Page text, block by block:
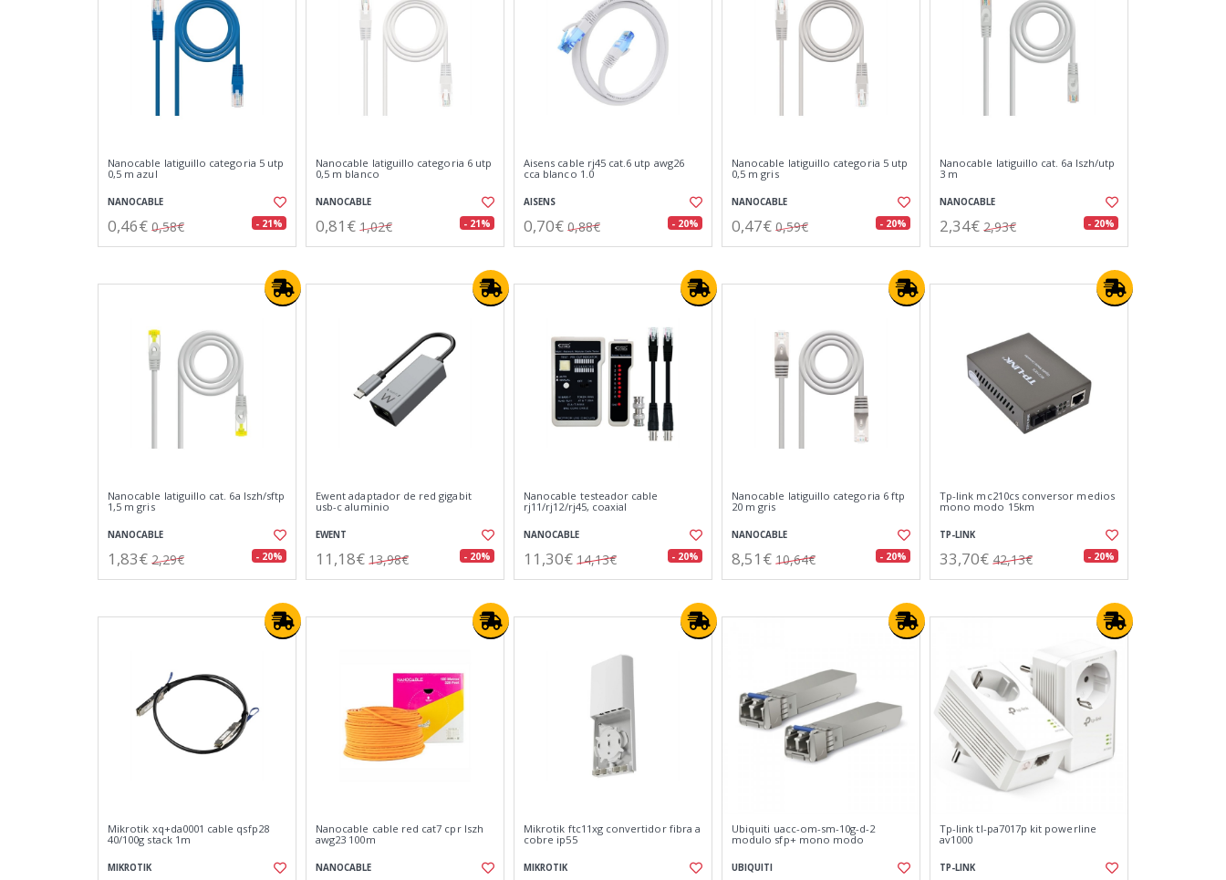
Nanocable latiguillo categoria 5 utp
0,5 m azul
NANOCABLE
0,46€ 0,58€ - 21%
Nanocable latiguillo categoria 6 utp
0,5 m blanco
NANOCABLE
0,81€ 1,02€ - 21%
Aisens cable rj45 cat.6 utp awg26
cca blanco 1.0
AISENS
0,70€ 0,88€ - 20%
Nanocable latiguillo categoria 5 utp
0,5 m gris
NANOCABLE
0,47€ 0,59€ - 20%
Nanocable latiguillo cat. 6a lszh/utp
3 m
NANOCABLE
2,34€ 2,93€ - 20%
Nanocable latiguillo cat. 6a lszh/sftp
1,5 m gris
NANOCABLE
1,83€ 2,29€ - 20%
Ewent adaptador de red gigabit
usb-c aluminio
EWENT
11,18€ 13,98€ - 20%
Nanocable testeador cable
rj11/rj12/rj45, coaxial
NANOCABLE
11,30€ 14,13€ - 20%
Nanocable latiguillo categoria 6 ftp
20 m gris
NANOCABLE
8,51€ 10,64€ - 20%
Tp-link mc210cs conversor medios
mono modo 15km
TP-LINK
33,70€ 42,13€ - 20%
Mikrotik xq+da0001 cable qsfp28
40/100g stack 1m
MIKROTIK
Nanocable cable red cat7 cpr lszh
awg23 100m
NANOCABLE
Mikrotik ftc11xg convertidor fibra a
cobre ip55
MIKROTIK
Ubiquiti uacc-om-sm-10g-d-2
modulo sfp+ mono modo
UBIQUITI
Tp-link tl-pa7017p kit powerline
av1000
TP-LINK